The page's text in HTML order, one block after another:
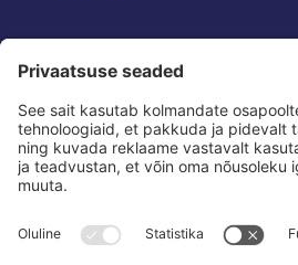
Aadress:
Endla 16, Tallinn 10142
Telefon: +372 507 3113
Konto nr: EE532200221002169472
Saaja: Eesti Reformierakond
Pank:
HABAEE2X
reform.ee kasutustingimused: